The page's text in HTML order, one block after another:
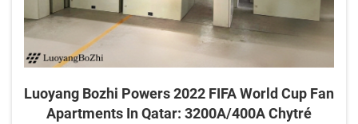
Luoyang Bozhi Powers 2022 FIFA World Cup Fan
Apartments In Qatar: 3200A/400A Chytré